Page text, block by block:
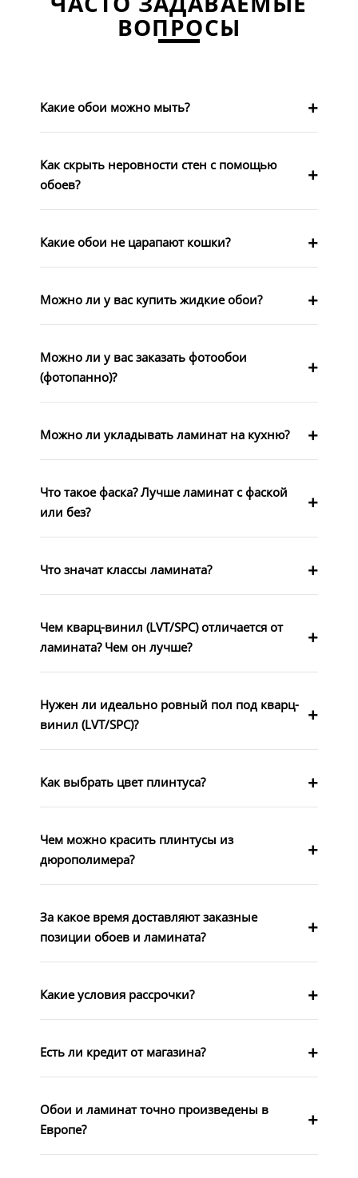
ВОПРОСЫ
Какие обои можно мыть?
Как скрыть неровности стен с помощью
обоев?
Какие обои не царапают кошки?
Можно ли у вас купить жидкие обои?
Можно ли у вас заказать фотообои
(фотопанно)?
Можно ли укладывать ламинат на кухню?
Что такое фаска? Лучше ламинат с фаской
или без?
Что значат классы ламината?
Чем кварц-винил (LVT/SPC) отличается от
ламината? Чем он лучше?
Нужен ли идеально ровный пол под кварц-
винил (LVT/SPC)?
Как выбрать цвет плинтуса?
Чем можно красить плинтусы из
дюрополимера?
За какое время доставляют заказные
позиции обоев и ламината?
Какие условия рассрочки?
Есть ли кредит от магазина?
Обои и ламинат точно произведены в
Европе?